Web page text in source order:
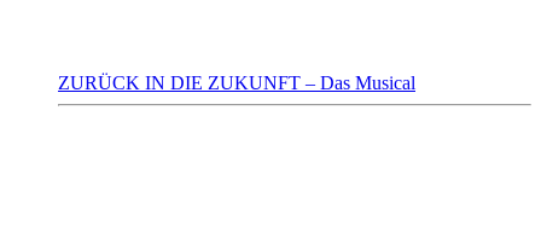
ZURÜCK IN DIE ZUKUNFT – Das Musical